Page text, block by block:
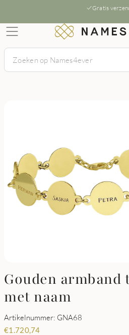
Gratis
Gouden armband
met naam
Artikelnummer: GNA68
€1.720,74